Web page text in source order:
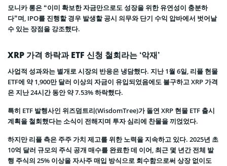
모니카 롱은 “이미 확보한 자금만으로도 성장을 위한 유연성이 충분하
다”며, IPO를 진행할 경우 발생할 공시 의무와 단기 수익 압바에서 벗어날
수 있는 장점을 강조했다.
XRP 가격 하락과 ETF 신청 철회라는 ‘악재’
사업적 성과와는 별개로 시장의 반응은 냉담했다. 지난 1월 6일, 리플 현물
ETF에 약 1,900만 달러 이상의 자금이 유입되었음에도 불구하고 XRP 가격
은 지난 24시간 동안 약 7.53% 하락했다.
특히 ETF 발행사인 위즈덤트리(WisdomTree)가 돌연 XRP 현물 ETF 출시
계획을 철회했다는 소식이 전해지며 투자 심리에 찬물을 끼얹었다.
하지만 리플 측은 주주 가치 제고를 위한 노력을 지속하고 있다. 2025년 초
10억 달러 규모의 주식 공개 매수를 완료한 데 이어, 최근 몇 년간 전체 발
행 주식의 25% 이상을 자사주 매입 방식으로 회수함으로써 상장 없이도